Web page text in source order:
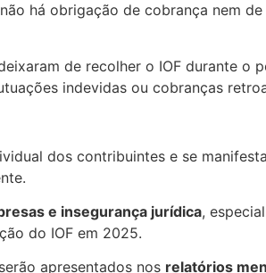
há obrigação de cobrança nem
de recolher o IOF durante o
indevidas ou cobranças
dos contribuintes e se
e insegurança jurídica,
do IOF em 2025.
apresentados nos relatórios